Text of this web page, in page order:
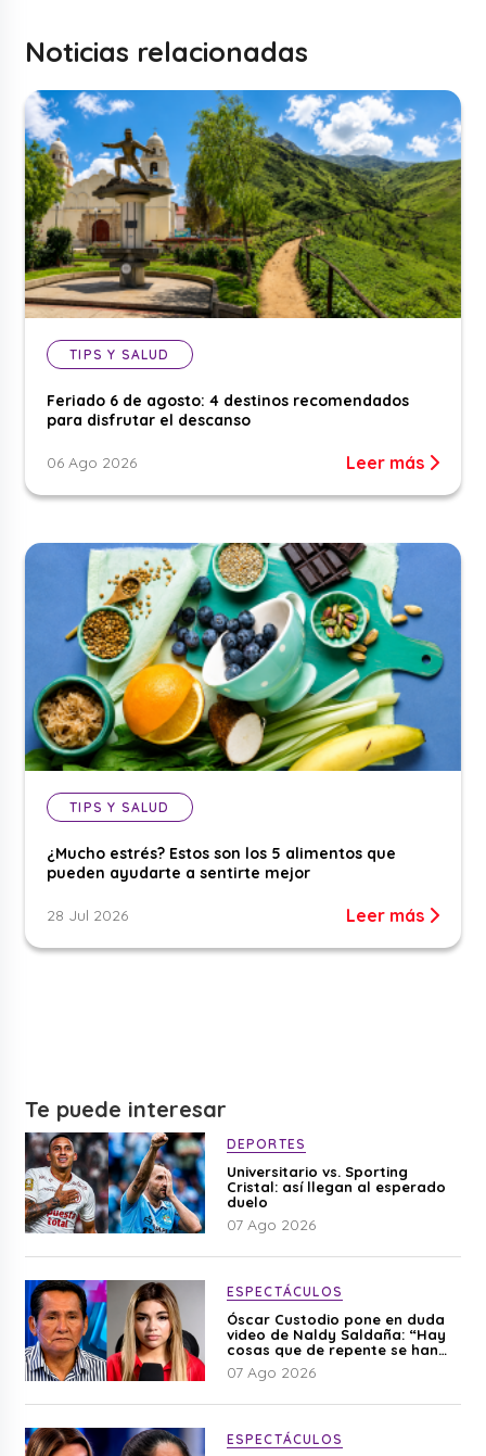
Noticias relacionadas
TIPS Y SALUD
Feriado 6 de agosto: 4 destinos recomendados
para disfrutar el descanso
06 Ago 2026 Leer más
TIPS Y SALUD
¿Mucho estrés? Estos son los 5 alimentos que
pueden ayudarte a sentirte mejor
28 Jul 2026 Leer más
Te puede interesar
DEPORTES
Universitario vs. Sporting
Cristal: así llegan al esperado
duelo
07 Ago 2026
ESPECTÁCULOS
Óscar Custodio pone en duda
video de Naldy Saldaña: “Hay
cosas que de repente se han
editado”
07 Ago 2026
ESPECTÁCULOS